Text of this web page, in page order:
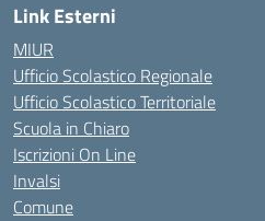
Link Esterni
MIUR
Ufficio Scolastico Regionale
Ufficio Scolastico Territoriale
Scuola in Chiaro
Iscrizioni On Line
Invalsi
Comune